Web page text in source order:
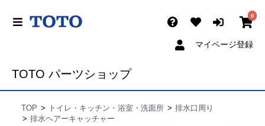
0
マイページ登録
TOTO パーツショップ
TOP トイレ・キッチン・浴室・洗面所
排水口周り
排水ヘアーキャッチャー